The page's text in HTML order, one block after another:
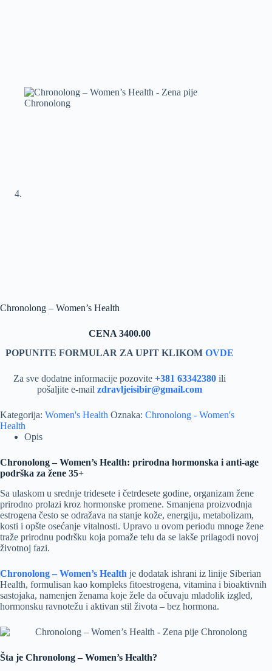
Chronolong – Women’s Health
CENA 3400.00
POPUNITE FORMULAR ZA UPIT KLIKOMOVDE
Za sve dodatne informacije pozovite+381 63342380 ili
pošaljite e-mailzdravljeisibir@gmail.com
Kategorija: Women's Health Oznaka: Chronolong - Women's
Health
Opis
Chronolong – Women’s Health: prirodna hormonska i anti-age
podrška za žene 35+
Sa ulaskom u srednje tridesete i četrdesete godine, organizam žene
prirodno prolazi kroz hormonske promene. Smanjena proizvodnja
estrogena često se odražava na stanje kože, energiju, metabolizam,
kosti i opšte osećanje vitalnosti. Upravo u ovom periodu mnoge žene
traže prirodnu podršku koja pomaže telu da se lakše prilagodi novoj
životnoj fazi.
Chronolong – Women’s Health je dodatak ishrani iz linije Siberian
Health, formulisan kao kompleks fitoestrogena, vitamina i bioaktivnih
sastojaka, namenjen ženama koje žele da očuvaju mladolik izgled,
hormonsku ravnotežu i aktivan stil života – bez hormona.
Šta je Chronolong – Women’s Health?